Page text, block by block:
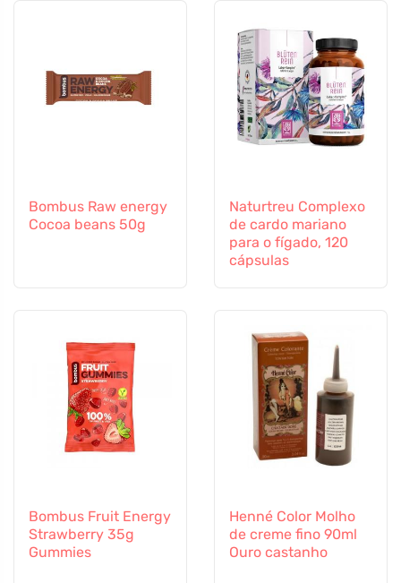
Bombus Raw energy
Cocoa beans 50g
Naturtreu Complexo
de cardo mariano
para o fígado, 120
cápsulas
Bombus Fruit Energy
Strawberry 35g
Gummies
Henné Color Molho
de creme fino 90ml
Ouro castanho